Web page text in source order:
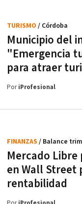
Municipio del
"Emergencia
para atraer
TURISMO / Córdoba
PoriProfesional
Mercado Libre
en Wall Street
rentabilidad
FINANZAS / Balance